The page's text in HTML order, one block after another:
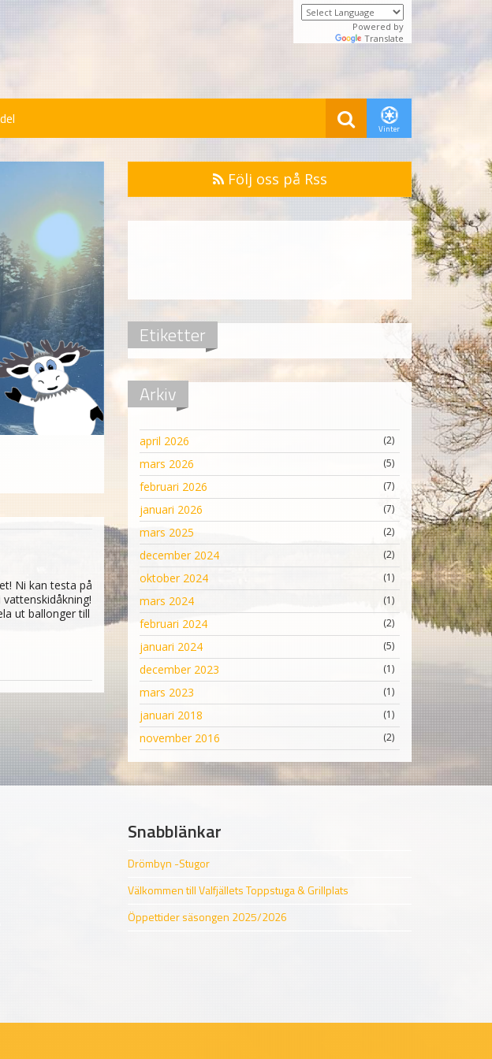
Powered by
Translate
Vinter
Ni kan testa på
ut ballonger till
Följ oss på Rss
Etiketter
Arkiv
april 2026 (2)
mars 2026 (5)
februari 2026 (7)
januari 2026 (7)
mars 2025 (2)
december 2024 (2)
oktober 2024 (1)
mars 2024 (1)
februari 2024 (2)
januari 2024 (5)
december 2023 (1)
mars 2023 (1)
januari 2018 (1)
november 2016 (2)
Snabblänkar
Drömbyn -Stugor
Välkommen till Valfjällets Toppstuga & Grillplats
Öppettider säsongen 2025/2026